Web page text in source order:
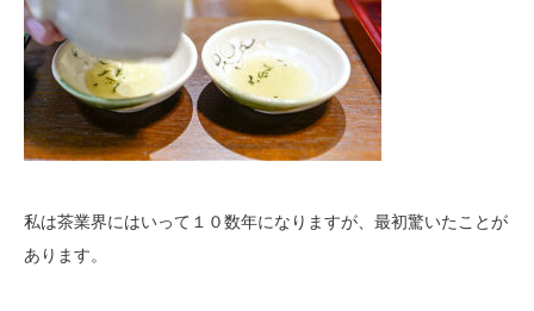
私は茶業界にはいって１０数年になりますが、最初驚いたことが
あります。